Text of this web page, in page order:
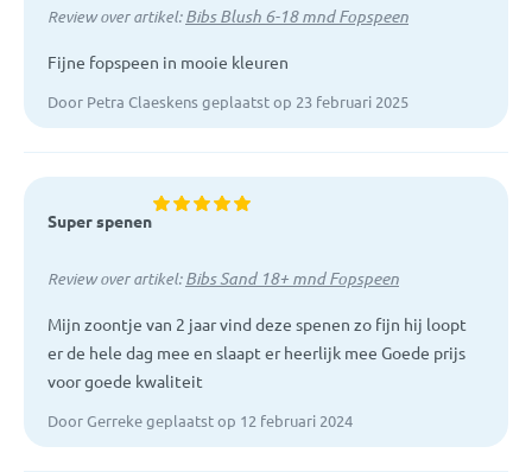
Review over artikel:Bibs Blush 6-18 mnd Fopspeen
Fijne fopspeen in mooie kleuren
Door Petra Claeskens geplaatst op 23 februari 2025
Super spenen
Review over artikel:Bibs Sand 18+ mnd Fopspeen
Mijn zoontje van 2 jaar vind deze spenen zo fijn hij loopt
er de hele dag mee en slaapt er heerlijk mee Goede prijs
voor goede kwaliteit
Door Gerreke geplaatst op 12 februari 2024